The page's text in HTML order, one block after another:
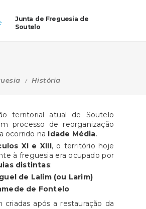
Junta de Freguesia de
Soutelo
História
territorial atual de Soutelo
processo de reorganização
ocorrido na Idade Média.
XI e XIII, o território hoje
à freguesia era ocupado por
distintas:
de Lalim (ou Larim)
de Fontelo
criadas após a restauração da